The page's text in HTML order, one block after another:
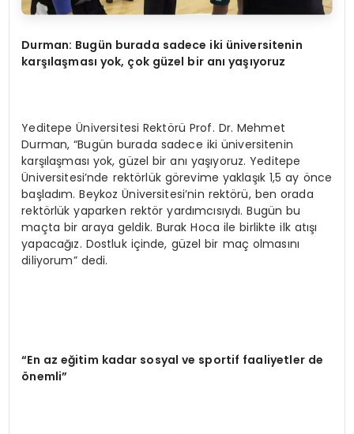
Durman: Bugün burada sadece iki üniversitenin
karşılaşması yok, çok güzel bir anı yaşıyoruz
Yeditepe Üniversitesi Rektörü Prof. Dr. Mehmet
Durman, “Bugün burada sadece iki üniversitenin
karşılaşması yok, güzel bir anı yaşıyoruz. Yeditepe
Üniversitesi’nde rektörlük görevime yaklaşık 1,5 ay önce
başladım. Beykoz Üniversitesi’nin rektörü, ben orada
rektörlük yaparken rektör yardımcısıydı. Bugün bu
maçta bir araya geldik. Burak Hoca ile birlikte ilk atışı
yapacağız. Dostluk içinde, güzel bir maç olmasını
diliyorum” dedi.
“En az eğitim kadar sosyal ve sportif faaliyetler de
önemli”